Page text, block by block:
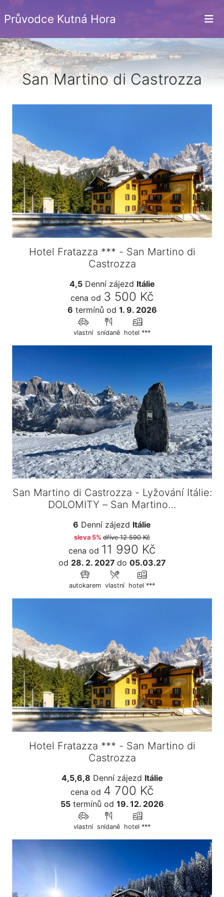
Průvodce Kutná Hora
San Martino di Castrozza
Hotel Fratazza *** - San Martino di
Castrozza
4,5Denní zájezd Itálie
cena od 3 500 Kč
6 termínů od 1. 9. 2026
vlastní snídaně hotel ***
San Martino di Castrozza - Lyžování Itálie:
DOLOMITY – San Martino…
6 Denní zájezd Itálie
sleva 5% dříve12 590 Kč
cena od 11 990 Kč
od 28. 2. 2027 do 05.03.27
autokarem vlastní hotel ***
Hotel Fratazza *** - San Martino di
Castrozza
4,5,6,8 Denní zájezd Itálie
cena od 4 700 Kč
55termínů od 19. 12. 2026
vlastní snídaně hotel ***